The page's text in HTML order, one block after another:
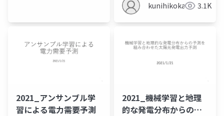
kunihikokaneko3.1K
2021_アンサンブル学
習による電力需要予測
2021_機械学習と地理
的な発電分布からの予